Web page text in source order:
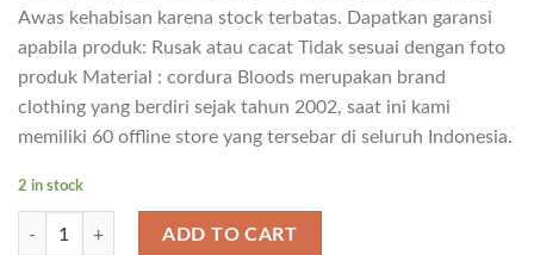
Awas kehabisan karena stock terbatas. Dapatkan garansi
apabila produk: Rusak atau cacat Tidak sesuai dengan foto
produk Material : cordura Bloods merupakan brand
clothing yang berdiri sejak tahun 2002, saat ini kami
memiliki 60 offline store yang tersebar di seluruh Indonesia.
2 in stock
BP PENENTOMP 03 quantity
ADD TO CART